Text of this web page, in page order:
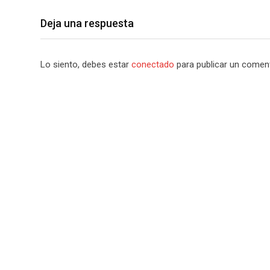
Deja una respuesta
Lo siento, debes estar conectado para publicar un